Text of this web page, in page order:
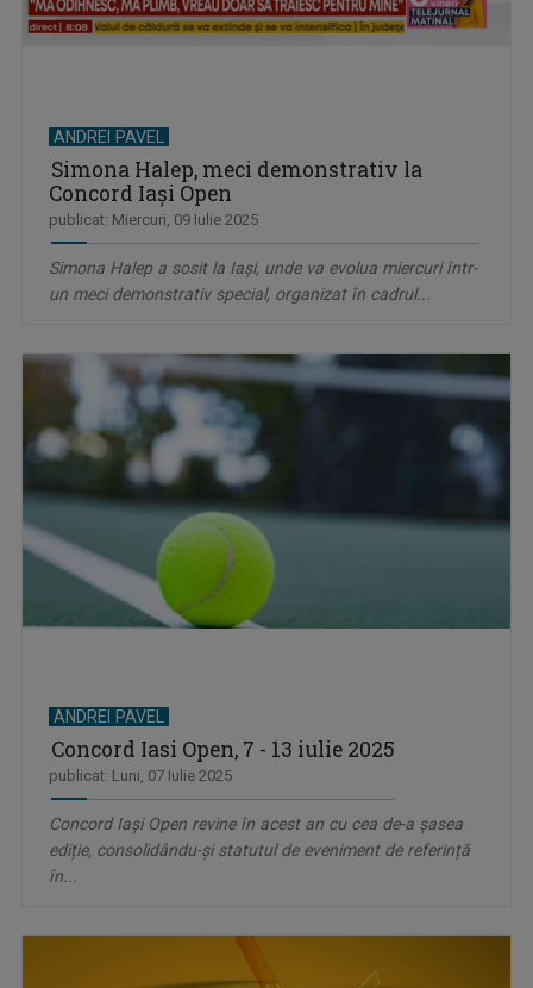
ANDREI PAVEL
Simona Halep, meci demonstrativ la
Concord Iași Open
publicat: Miercuri, 09 Iulie 2025
Simona Halep a sosit la Iași, unde va evolua miercuri într-
un meci demonstrativ special, organizat în cadrul...
ANDREI PAVEL
Concord Iasi Open, 7 - 13 iulie 2025
publicat: Luni, 07 Iulie 2025
Concord Iași Open revine în acest an cu cea de-a șasea
ediție, consolidându-și statutul de eveniment de referință
în...